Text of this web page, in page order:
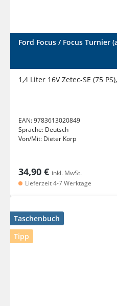
Ford Focus / Focus Turnier
1,4 Liter 16V Zetec-SE (75
EAN:9783613020849
Sprache: Deutsch
Von/Mit: Dieter Korp
34,90 € inkl. MwSt.
Lieferzeit 4-7 Werktage
Taschenbuch
Tipp